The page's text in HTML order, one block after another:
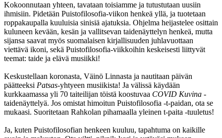
Kokoonnutaan yhteen, tavataan toisiamme ja tutustutaan uusiin
ihmisiin. Pidetään Puistofilosofia-viikon henkeä yllä, ja tuotetaan
roppakaupalla kuuluisia sinisiä ajatuksia. Ohjelma heijastelee osittain
kuluneen kevään, kesän ja vallitsevan taidenäyttelyn henkeä, mutta
sijansa saavat myös suomalaisen kirjallisuuden juhlavuottaan
viettävä ikoni, sekä Puistofilosofia-viikkoihin keskeisesti liittyvät
teemat: taide ja elävä musiikki!
Keskustellaan koronasta, Väinö Linnasta ja nautitaan päivän
päätteeksi Patsas-yhtyeen musiikista! Ja välissä käydään
kurkkaamassa yli 70 taiteilijan töistä koostuvaa COVID Kuvina -
taidenäyttelyä. Jos omistat himoitun Puistofilosofia -t-paidan, ota se
mukaasi. Suoritetaan Rahkolan pihamaalla yleinen t-paita -tuuletus!
Ja, kuten Puistofilosofian henkeen kuuluu, tapahtuma on kaikille